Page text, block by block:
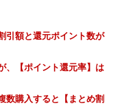
引額と還元ポイント数が
、【ポイント還元率】は
数購入すると【まとめ割